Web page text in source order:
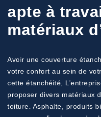
apte à
matériaux
Avoir une couverture
votre confort au sein de
cette étanchéité,
proposer divers matériaux
toiture. Asphalte, produits